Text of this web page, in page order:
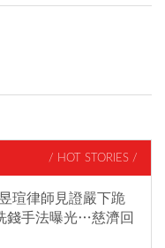
/ HOT STORIES /
瑄律師見證嚴下跪
錢手法曝光…慈濟回